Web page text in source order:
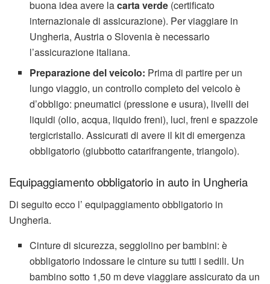
buona idea avere lacarta verde (certificato
internazionale di assicurazione). Per viaggiare in
Ungheria, Austria o Slovenia è necessario
l’assicurazione italiana.
Preparazione del veicolo: Prima di partire per un
lungo viaggio, un controllo completo del veicolo è
d’obbligo: pneumatici (pressione e usura), livelli dei
liquidi (olio, acqua, liquido freni), luci, freni e spazzole
tergicristallo. Assicurati di avere il kit di emergenza
obbligatorio (giubbotto catarifrangente, triangolo).
Equipaggiamento obbligatorio in auto in Ungheria
Di seguito ecco l’ equipaggiamento obbligatorio in
Ungheria.
Cinture di sicurezza, seggiolino per bambini: è
obbligatorio indossare le cinture su tutti i sedili. Un
bambino sotto 1,50 m deve viaggiare assicurato da un